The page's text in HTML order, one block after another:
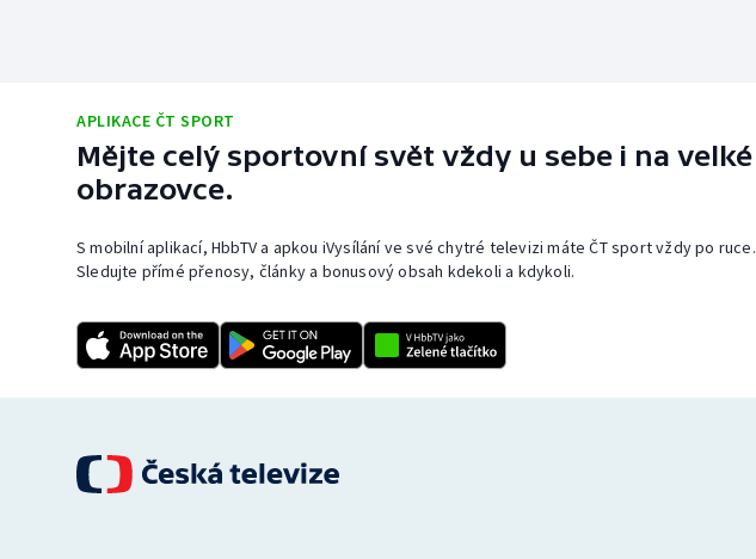
APLIKACE ČT SPORT
Mějte celý sportovní svět vždy u sebe i na velké
obrazovce.
S mobilní aplikací, HbbTV a apkou iVysílání ve své chytré televizi máte ČT sport vždy po ruce.
Sledujte přímé přenosy, články a bonusový obsah kdekoli a kdykoli.